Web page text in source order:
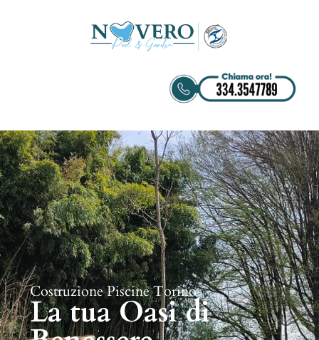
Costruzione Piscine Torino
La tua Oasi di